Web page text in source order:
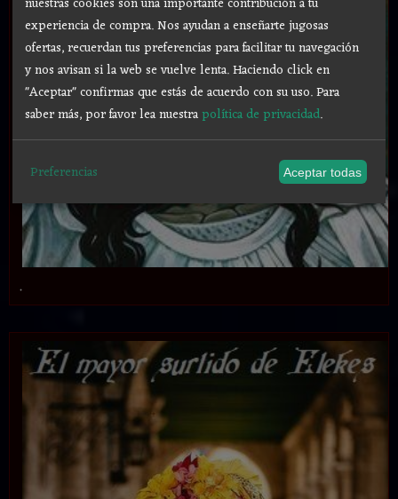
.
experiencia de compra. Nos ayudan a enseñarte jugosas
ofertas, recuerdan tus preferencias para facilitar tu navegación
y nos avisan si la web se vuelve lenta. Haciendo click en
"Aceptar" confirmas que estás de acuerdo con su uso.Para
saber más, por favor lea nuestrapolítica de privacidad.
Preferencias Aceptar todas